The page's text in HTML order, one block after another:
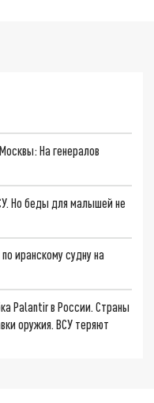
На генералов
Но беды для малышей не
иранскому судну на
Palantir в России. Страны
оружия. ВСУ теряют